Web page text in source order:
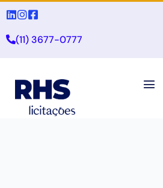
(11) 3677-0777